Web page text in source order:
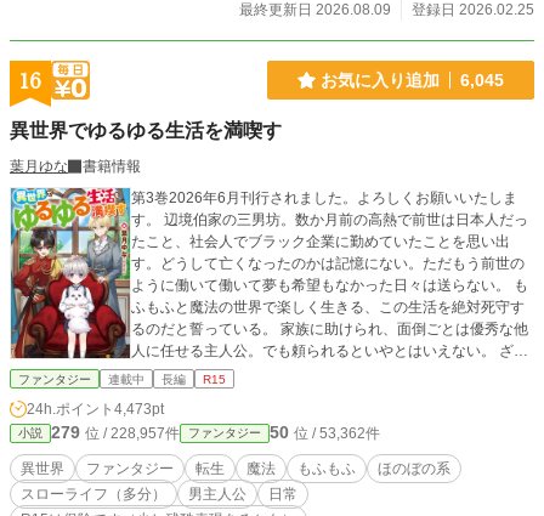
最終更新日 2026.08.09
登録日 2026.02.25
16 お気に入り追加 6,045
異世界でゆるゆる生活を満喫す
葉月ゆな
書籍情報
第3巻2026年6月刊行されました。よろしくお願いいたしま
す。 辺境伯家の三男坊。数か月前の高熱で前世は日本人だっ
たこと、社会人でブラック企業に勤めていたことを思い出
す。どうして亡くなったのかは記憶にない。ただもう前世の
ように働いて働いて夢も希望もなかった日々は送らない。 も
ふもふと魔法の世界で楽しく生きる、この生活を絶対死守す
るのだと誓っている。 家族に助けられ、面倒ごとは優秀な他
人に任せる主人公。でも頼られるといやとはいえない。 ざま
ぁや成り上がりはなく、思いつくままに好きに行動する日常
ファンタジー 連載中 長編 R15
24h.ポイント 4,473pt
小説 279 位 / 228,957件 ファンタジー 50 位 / 53,362件
異世界 ファンタジー 転生 魔法 もふもふ
ほのぼの系
スローライフ（多分）
男主人公
日常